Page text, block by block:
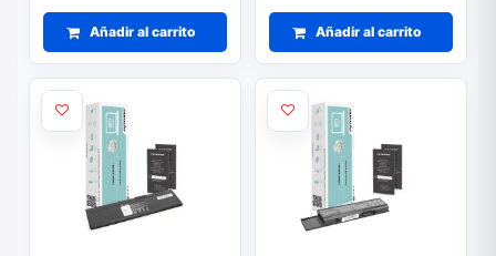
Añadir al carrito Añadir al carrito